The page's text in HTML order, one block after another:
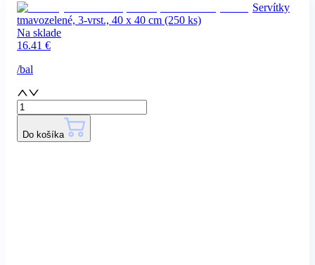
Servítky
tmavozelené, 3-vrst., 40 x 40 cm (250 ks)
Na sklade
16.41 €
/bal
Do košíka